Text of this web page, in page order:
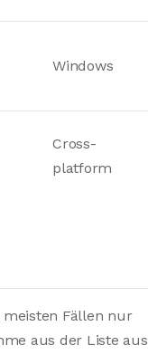
Windows
Cross-
platform
meisten Fällen nur
aus der Liste aus